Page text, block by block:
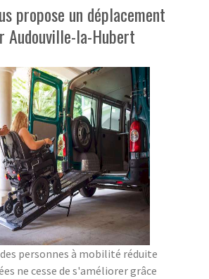
propose un déplacement
Audouville-la-Hubert
personnes à mobilité réduite
ne cesse de s'améliorer grâce